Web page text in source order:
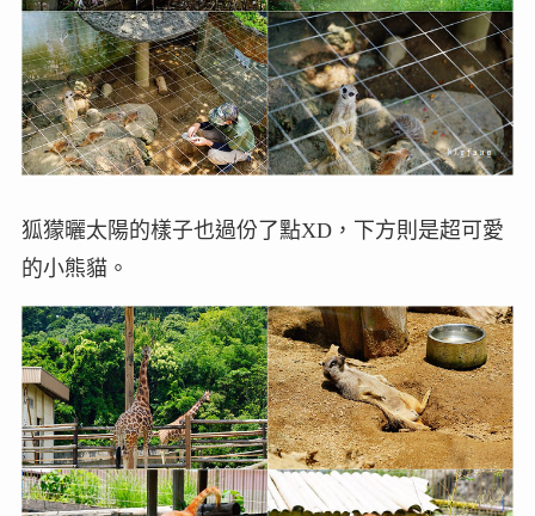
狐獴曬太陽的樣子也過份了點XD，下方則是超可愛
的小熊貓。